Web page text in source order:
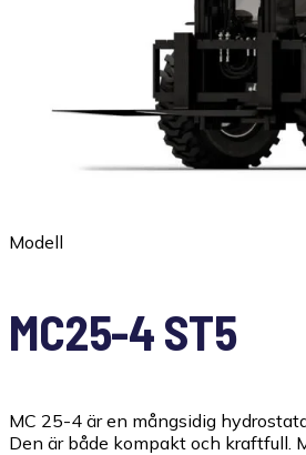
Modell
MC25-4 ST5
MC 25-4 är en mångsidig
Den är både kompakt och kraftfull.